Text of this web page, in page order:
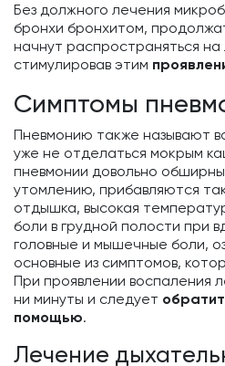
Без должного лечения
бронхи бронхитом,
начнут распространяться на
стимулировав этим
Симптомы
Пневмонию также называют
уже не отделаться мокрым
пневмонии довольно
утомлению, прибавляются
отдышка, высокая
боли в грудной полости при
головные и мышечные боли,
основные из симптомов,
При проявлении воспаления
ни минуты и следует
помощью.
Лечение